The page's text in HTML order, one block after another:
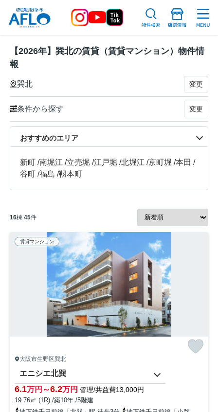
【2026年】巽北の賃貸（賃貸マンション）物件情
報
巽北 変更
条件から探す 変更
おすすめのエリア
新町 /南堀江 /立売堀 /江戸堀 /北堀江 /京町堀 /本田 /
谷町 /福島 /靱本町
16棟 45件
賃貸マンション
大阪市生野区巽北
エニシエ北巽
6.1万円～6.2万円 管理/共益費13,000円
19.76㎡ (1R) /築10年 /5階建